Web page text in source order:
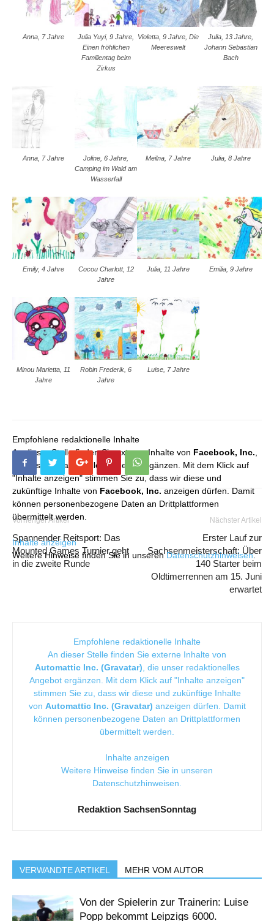
Anna, 7 Jahre
Julia Yuyi, 9 Jahre,
Einen fröhlichen
Familientag beim
Zirkus
Violetta, 9 Jahre, Die
Meereswelt
Julia, 13 Jahre,
Johann Sebastian
Bach
Anna, 7 Jahre
Joline, 6 Jahre,
Camping im Wald am
Wasserfall
Meilna, 7 Jahre Julia, 8 Jahre
Emily, 4 Jahre
Cocou Charlott, 12
Jahre
Julia, 11 Jahre Emilia, 9 Jahre
Minou Marietta, 11
Jahre
Robin Frederik, 6
Jahre
Luise, 7 Jahre
Empfohlene redaktionelle Inhalte
An dieser Stelle finden Sie externe Inhalte von Facebook, Inc.
die unser redaktionelles Angebot ergänzen. Mit dem Klick auf
"Inhalte anzeigen" stimmen Sie zu, dass wir diese und
zukünftige Inhalte von Facebook, Inc. anzeigen dürfen. Damit
können personenbezogene Daten an Drittplattformen
übermittelt werden.
Inhalte anzeigen
Weitere Hinweise finden Sie in unserenDatenschutzhinweisen.
Vorheriger Artikel
Spannender Reitsport: Das
Mounted Games Turnier geht
in die zweite Runde
Nächster Artikel
Erster Lauf zur
Sachsenmeisterschaft: Über
140 Starter beim
Oldtimerrennen am 15. Juni
erwartet
Empfohlene redaktionelle Inhalte
An dieser Stelle finden Sie externe Inhalte von
Automattic Inc. (Gravatar) , die unser redaktionelles
Angebot ergänzen. Mit dem Klick auf "Inhalte anzeigen"
stimmen Sie zu, dass wir diese und zukünftige Inhalte
von Automattic Inc. (Gravatar) anzeigen dürfen. Damit
können personenbezogene Daten an Drittplattformen
übermittelt werden.
Inhalte anzeigen
Weitere Hinweise finden Sie in unseren
Datenschutzhinweisen
Redaktion SachsenSonntag
VERWANDTE ARTIKEL MEHR VOM AUTOR
Von der Spielerin zur Trainerin: Luise
Popp bekommt Leipzigs 6000.